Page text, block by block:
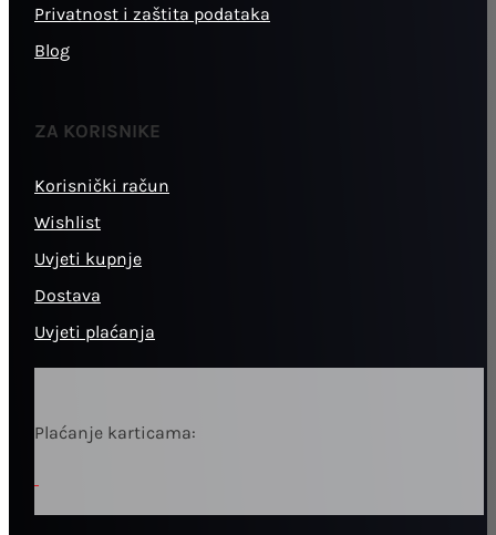
Privatnost i zaštita podataka
Blog
ZA KORISNIKE
Korisnički račun
Wishlist
Uvjeti kupnje
Dostava
Uvjeti plaćanja
Plaćanje karticama: